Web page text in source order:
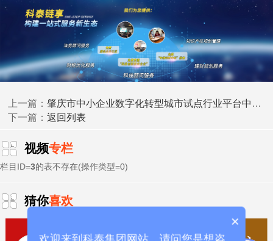
肇庆市中小企业数字化转型城市试点专项资金中小企业数
分配计划
7eab27e2b81dae77f7c7fa4ef277ecdc.doc
上一篇： 肇庆市中小企业数字化转型城市试点行业平台中期评估结果的公示
下一篇：返回列表
视频专栏
栏目ID=3的表不存在(操作类型=0)
猜你喜欢
×